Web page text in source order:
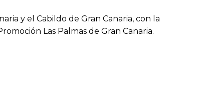
y el Cabildo de Gran Canaria, con la
Las Palmas de Gran Canaria.